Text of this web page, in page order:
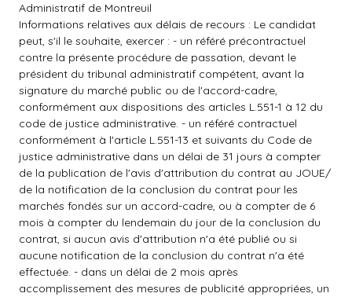
Administratif de Montreuil
Informations relatives aux délais de recours : Le candidat
peut, s'il le souhaite, exercer : - un référé précontractuel
contre la présente procédure de passation, devant le
président du tribunal administratif compétent, avant la
signature du marché public ou de l'accord-cadre,
conformément aux dispositions des articles L.551-1 à 12 du
code de justice administrative. - un référé contractuel
conformément à l'article L.551-13 et suivants du Code de
justice administrative dans un délai de 31 jours à compter
de la publication de l'avis d'attribution du contrat au JOUE/
de la notification de la conclusion du contrat pour les
marchés fondés sur un accord-cadre, ou à compter de 6
mois à compter du lendemain du jour de la conclusion du
contrat, si aucun avis d'attribution n'a été publié ou si
aucune notification de la conclusion du contrat n'a été
effectuée. - dans un délai de 2 mois après
accomplissement des mesures de publicité appropriées, un